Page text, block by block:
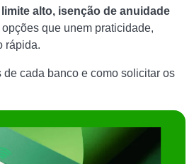
limite alto, isenção de anuidade
opções que unem praticidade,
rápida.
cada banco e como solicitar os